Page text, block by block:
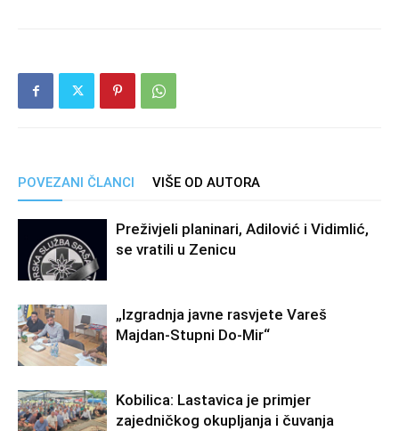
POVEZANI ČLANCI VIŠE OD AUTORA
Preživjeli planinari, Adilović i Vidimlić,
se vratili u Zenicu
„Izgradnja javne rasvjete Vareš
Majdan-Stupni Do-Mir“
Kobilica: Lastavica je primjer
zajedničkog okupljanja i čuvanja